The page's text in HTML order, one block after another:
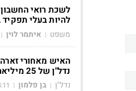
לשכת רואי
להיות בעלי תפקיד
משפט | איתמר לוין |
האיש מאחורי
נדל"ן של 25 מיליארד דולר
נדל"ן | בן פלמון |